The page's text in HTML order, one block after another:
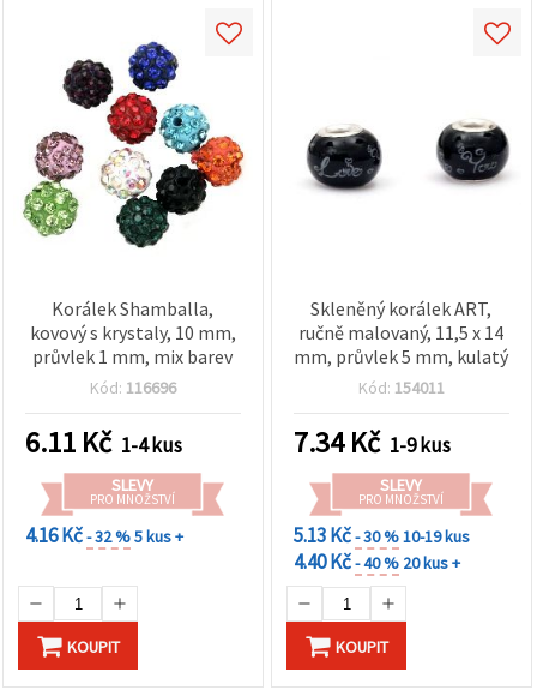
Korálek Shamballa,
kovový s krystaly, 10 mm,
průvlek 1 mm, mix barev
Kód: 116696
6.11 Kč 1-4 kus
SLEVY
PRO MNOŽSTVÍ
4.16 Kč- 32 %5 kus +
KOUPIT
Skleněný korálek ART,
ručně malovaný, 11,5 x 14
mm, průvlek 5 mm, kulatý
Kód: 154011
7.34Kč 1-9 kus
SLEVY
PRO MNOŽSTVÍ
5.13 Kč- 30 %10-19 kus
4.40 Kč- 40 % 20 kus +
KOUPIT